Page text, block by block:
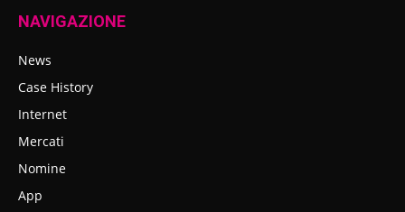
NAVIGAZIONE
News
Case History
Internet
Mercati
Nomine
App